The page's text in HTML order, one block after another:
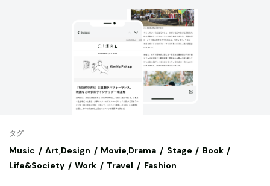
タグ
Music Art,Design Movie,Drama Stage
Book
Life&Society
Work Travel Fashion